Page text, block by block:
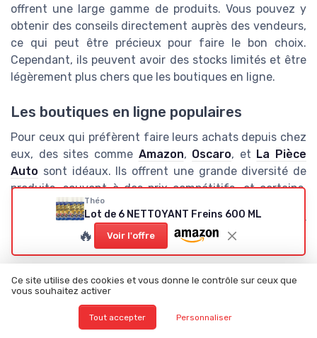
offrent une large gamme de produits. Vous pouvez y
obtenir des conseils directement auprès des vendeurs,
ce qui peut être précieux pour faire le bon choix.
Cependant, ils peuvent avoir des stocks limités et être
légèrement plus chers que les boutiques en ligne.
Les boutiques en ligne populaires
Pour ceux qui préfèrent faire leurs achats depuis chez
eux, des sites comme Amazon, Oscaro, et La Pièce
Auto sont idéaux. Ils offrent une grande diversité de
produits, souvent à des prix compétitifs, et certains,
comme La Pièce Auto, proposent même la livraison
gratuite. Faites attention aux avis clients pour évaluer
la qualité du produit et du service.
Comment choisir le bon nettoyant frein ?
La facilité d'utilisation est un facteur décisif. Les
nettoyants enaérosolpar exemple, comme le
nettoyant freins, sont souvent plus pratiques grâce à
Théo
Lot de 6 NETTOYANT Freins 600 ML
🔥 Voir l'offre
Ce site utilise des cookies et vous donne le contrôle sur ceux que
vous souhaitez activer
Tout accepter Personnaliser